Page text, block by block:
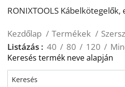
RONIXTOOLS
Kezdőlap Termékek
Listázás
40 80 120
Keresés termék neve alapján